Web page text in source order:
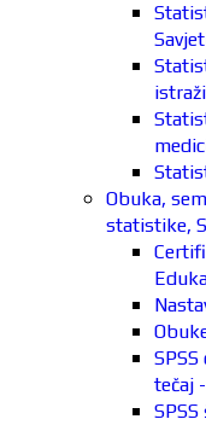
Obuka,
statistike,
tečaj